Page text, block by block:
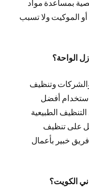
بمساعدة مواد
الموكيت ولا تسبب
الواحة؟
وتنظيف
أفضل
الطبيعية
على تنظيف
خبير بأعمال
الكويت؟